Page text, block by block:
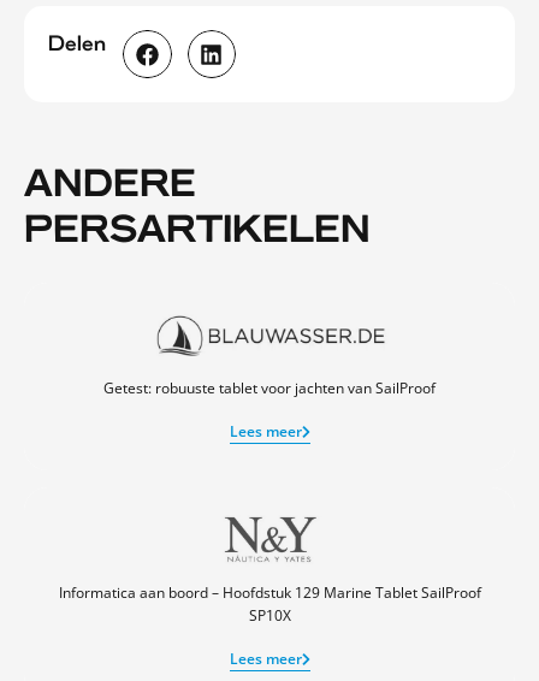
Delen
ANDERE
PERSARTIKELEN
Getest: robuuste tablet voor jachten van SailProof
Lees meer
Informatica aan boord – Hoofdstuk 129 Marine Tablet SailProof
SP10X
Lees meer